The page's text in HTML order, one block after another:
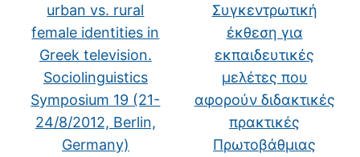
urban vs. rural
female identities in
Greek television.
Sociolinguistics
Symposium 19 (21-
24/8/2012, Berlin,
Germany)
Συγκεντρωτική
έκθεση για
εκπαιδευτικές
μελέτες που
αφορούν διδακτικές
πρακτικές
Πρωτοβάθμιας